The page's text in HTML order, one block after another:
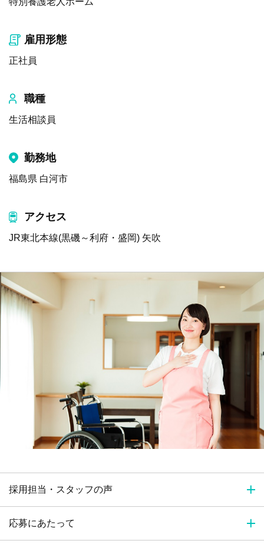
雇用形態
正社員
職種
生活相談員
勤務地
福島県 白河市
アクセス
JR東北本線(黒磯～利府・盛岡) 矢吹
採用担当・スタッフの声
応募にあたって